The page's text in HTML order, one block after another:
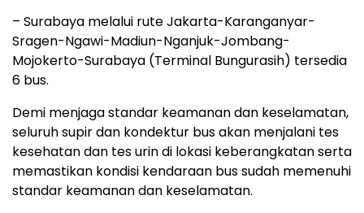
– Surabaya melalui rute Jakarta-Karanganyar-
Sragen-Ngawi-Madiun-Nganjuk-Jombang-
Mojokerto-Surabaya (Terminal Bungurasih) tersedia
6 bus.
Demi menjaga standar keamanan dan keselamatan,
seluruh supir dan kondektur bus akan menjalani tes
kesehatan dan tes urin di lokasi keberangkatan serta
memastikan kondisi kendaraan bus sudah memenuhi
standar keamanan dan keselamatan.